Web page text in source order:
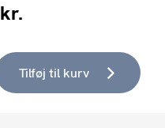
kr.
Tilføj til kurv